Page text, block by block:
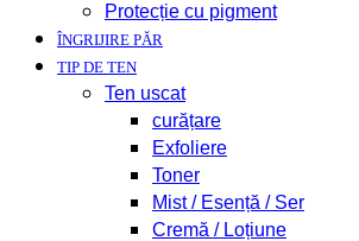
Protecție cu pigment
ÎNGRIJIRE PĂR
TIP DE TEN
Ten uscat
curățare
Exfoliere
Toner
Mist / Esență / Ser
Cremă / Loțiune